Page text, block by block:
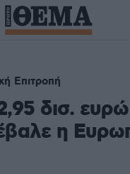
Επιτροπή
δισ.
η